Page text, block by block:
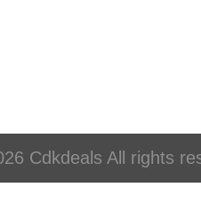
Cdkdeals All rights